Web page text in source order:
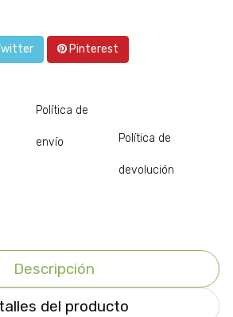
Pinterest
Política de
envío Política de
devolución
Descripción
del producto